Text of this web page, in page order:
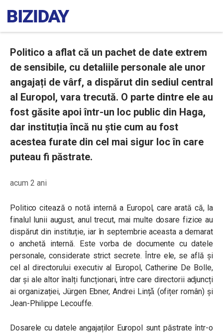
Politico a aflat că un pachet de date extrem
de sensibile, cu detaliile personale ale unor
angajați de vârf, a dispărut din sediul central
al Europol, vara trecută. O parte dintre ele au
fost găsite apoi într-un loc public din Haga,
dar instituția încă nu știe cum au fost
acestea furate din cel mai sigur loc în care
puteau fi păstrate.
acum 2 ani
Politico citează o notă internă a Europol, care arată că, la
finalul lunii august, anul trecut, mai multe dosare fizice au
dispărut din instituție, iar în septembrie aceasta a demarat
o anchetă internă. Este vorba de documente cu datele
personale, considerate strict secrete. Între ele, se află și
cel al directorului executiv al Europol, Catherine De Bolle,
dar și ale altor înalți funcționari, între care directorii adjuncți
ai organizației, Jürgen Ebner, Andrei Lințǎ (ofițer român) și
Jean-Philippe Lecouffe.
Dosarele cu datele angajaților Europol sunt păstrate într-o